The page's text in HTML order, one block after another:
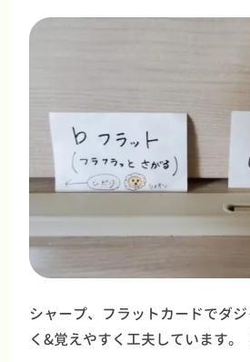
シャープ、フラットカードでダ
く&覚えやすく工夫しています。